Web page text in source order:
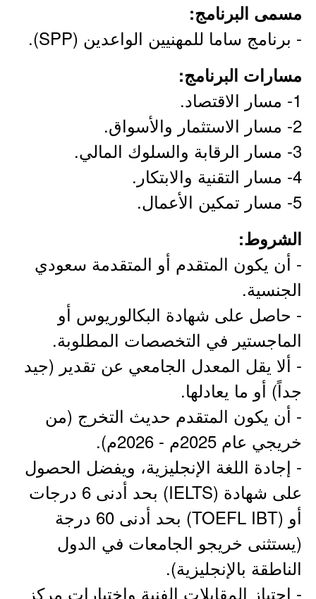
مسمى البرنامج:
- برنامج ساما للمهنيين الواعدين (SPP).
مسارات البرنامج:
1- مسار الاقتصاد.
2- مسار الاستثمار والأسواق.
3- مسار الرقابة والسلوك المالي.
4- مسار التقنية والابتكار.
5- مسار تمكين الأعمال.
الشروط:
- أن يكون المتقدم أو المتقدمة سعودي
الجنسية.
- حاصل على شهادة البكالوريوس أو
الماجستير في التخصصات المطلوبة.
- ألا يقل المعدل الجامعي عن تقدير (جيد
جداً) أو ما يعادلها.
- أن يكون المتقدم حديث التخرج (من
خريجي عام 2025م - 2026م).
- إجادة اللغة الإنجليزية، ويفضل الحصول
على شهادة (IELTS) بحد أدنى 6 درجات
أو (TOEFL IBT) بحد أدنى 60 درجة
(يستثنى خريجو الجامعات في الدول
الناطقة بالإنجليزية).
- اجتياز المقابلات الفنية واختبارات مركز